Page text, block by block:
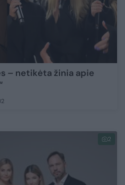
– netikėta žinia apie
2